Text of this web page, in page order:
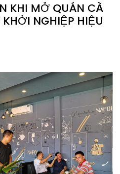
KHI MỞ QUÁN CÀ
NGHIỆP HIỆU